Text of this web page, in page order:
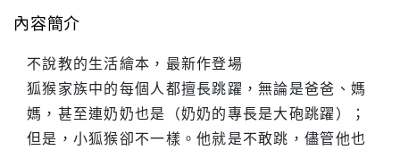
內容簡介
不說教的生活繪本，最新作登場
狐猴家族中的每個人都擅長跳躍，無論是爸爸、媽
媽，甚至連奶奶也是（奶奶的專長是大砲跳躍）；
但是，小狐猴卻不一樣。他就是不敢跳，儘管他也